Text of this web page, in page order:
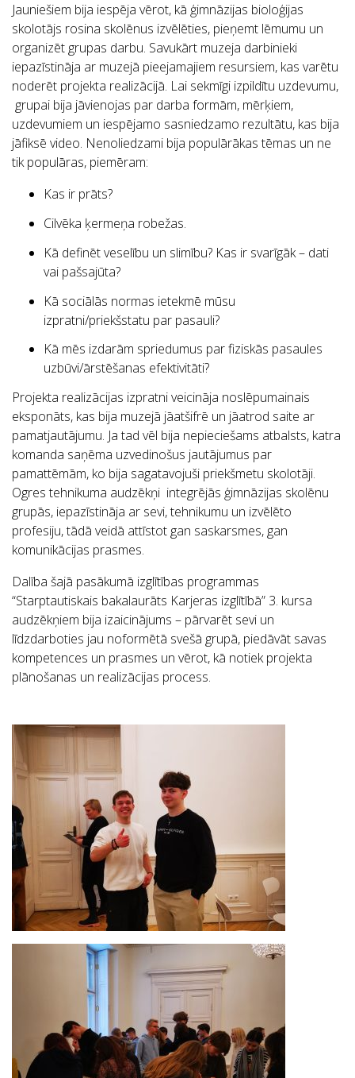
Jauniešiem bija iespēja vērot, kā ģimnāzijas bioloģijas
skolotājs rosina skolēnus izvēlēties, pieņemt lēmumu un
organizēt grupas darbu. Savukārt muzeja darbinieki
iepazīstināja ar muzejā pieejamajiem resursiem, kas varētu
noderēt projekta realizācijā. Lai sekmīgi izpildītu uzdevumu,
grupai bija jāvienojas par darba formām, mērķiem,
uzdevumiem un iespējamo sasniedzamo rezultātu, kas bija
jāfiksē video. Nenoliedzami bija populārākas tēmas un ne
tik populāras, piemēram:
Kas ir prāts?
Cilvēka ķermeņa robežas.
Kā definēt veselību un slimību? Kas ir svarīgāk – dati
vai pašsajūta?
Kā sociālās normas ietekmē mūsu
izpratni/priekšstatu par pasauli?
Kā mēs izdarām spriedumus par fiziskās pasaules
uzbūvi/ārstēšanas efektivitāti?
Projekta realizācijas izpratni veicināja noslēpumainais
eksponāts, kas bija muzejā jāatšifrē un jāatrod saite ar
pamatjautājumu. Ja tad vēl bija nepieciešams atbalsts, katra
komanda saņēma uzvedinošus jautājumus par
pamattēmām, ko bija sagatavojuši priekšmetu skolotāji.
Ogres tehnikuma audzēkņi integrējās ģimnāzijas skolēnu
grupās, iepazīstināja ar sevi, tehnikumu un izvēlēto
profesiju, tādā veidā attīstot gan saskarsmes, gan
komunikācijas prasmes.
Dalība šajā pasākumā izglītības programmas
“Starptautiskais bakalaurāts Karjeras izglītībā” 3. kursa
audzēkņiem bija izaicinājums – pārvarēt sevi un
līdzdarboties jau noformētā svešā grupā, piedāvāt savas
kompetences un prasmes un vērot, kā notiek projekta
plānošanas un realizācijas process.